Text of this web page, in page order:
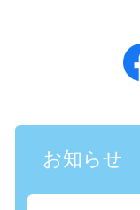
お知らせ